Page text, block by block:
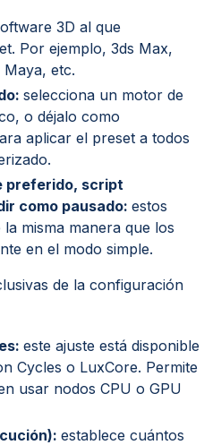
3D al que
Por ejemplo, 3ds Max,
Maya, etc.
selecciona un motor de
o déjalo como
aplicar el preset a todos
preferido, script
como pausado:estos
misma manera que los
en el modo simple.
de la configuración
este ajuste está disponible
Cycles o LuxCore. Permite
usar nodos CPU o GPU
establece cuántos